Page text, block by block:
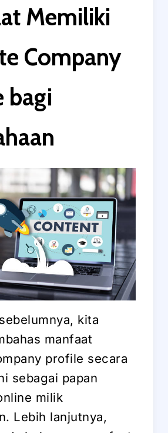
Memiliki
Company
bagi
kita
manfaat
profile secara
sebagai papan
milik
Lebih lanjutnya,